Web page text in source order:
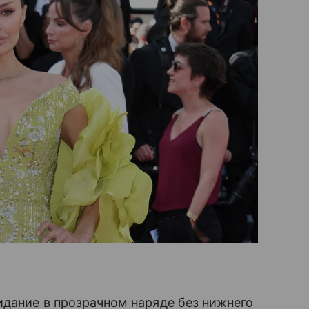
в прозрачном наряде без нижнего